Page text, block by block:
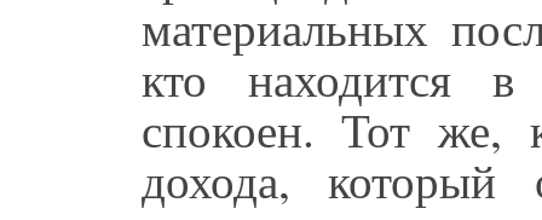
материальных
кто находится
спокоен. Тот же,
дохода, который